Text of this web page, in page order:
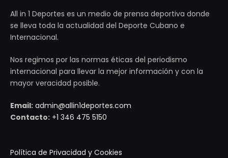
All in 1 Deportes es un medio de prensa deportiva donde
se lleva toda la actualidad del Deporte Cubano e
Internacional.
Nos regimos por las normas éticas del periodismo
internacional para llevar la mejor información y con la
mayor veracidad posible.
Email: admin@allin1deportes.com
Contacto: +1 346 475 5150
Política de Privacidad y Cookies